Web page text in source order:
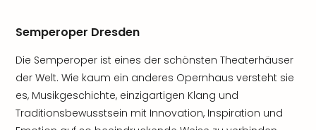
Semperoper Dresden
Die Semperoper ist eines der schönsten Theaterhäuser
der Welt. Wie kaum ein anderes Opernhaus versteht sie
es, Musikgeschichte, einzigartigen Klang und
Traditionsbewusstsein mit Innovation, Inspiration und